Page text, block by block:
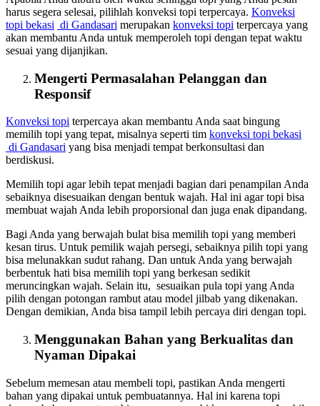
harus segera selesai, pilihlah konveksi topi terpercaya. Konveksi
topi bekasi di Gandasari merupakan konveksi topi terpercaya yang
akan membantu Anda untuk memperoleh topi dengan tepat waktu
sesuai yang dijanjikan.
Mengerti Permasalahan Pelanggan dan
Responsif
Konveksi topi terpercaya akan membantu Anda saat bingung
memilih topi yang tepat, misalnya seperti tim konveksi topi bekasi
di Gandasari yang bisa menjadi tempat berkonsultasi dan
berdiskusi.
Memilih topi agar lebih tepat menjadi bagian dari penampilan Anda
sebaiknya disesuaikan dengan bentuk wajah. Hal ini agar topi bisa
membuat wajah Anda lebih proporsional dan juga enak dipandang.
Bagi Anda yang berwajah bulat bisa memilih topi yang memberi
kesan tirus. Untuk pemilik wajah persegi, sebaiknya pilih topi yang
bisa melunakkan sudut rahang. Dan untuk Anda yang berwajah
berbentuk hati bisa memilih topi yang berkesan sedikit
meruncingkan wajah. Selain itu, sesuaikan pula topi yang Anda
pilih dengan potongan rambut atau model jilbab yang dikenakan.
Dengan demikian, Anda bisa tampil lebih percaya diri dengan topi.
Menggunakan Bahan yang Berkualitas dan
Nyaman Dipakai
Sebelum memesan atau membeli topi, pastikan Anda mengerti
bahan yang dipakai untuk pembuatannya. Hal ini karena topi